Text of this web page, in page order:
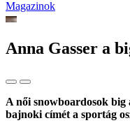
Magazinok
Anna Gasser a
A női snowboardosok big
bajnoki címét a sportág